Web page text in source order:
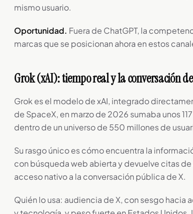
mismo usuario.
Oportunidad. Fuera de ChatGPT, la
marcas que se posicionan ahora en estos
Grok (xAI): tiempo real y la conversación
Grok es el modelo de xAI, integrado
de SpaceX, en marzo de 2026 sumaba unos
dentro de un universo de 550 millones de
Su rasgo único es cómo encuentra la
con búsqueda web abierta y devuelve citas
acceso nativo a la conversación pública de X.
Quién lo usa: audiencia de X, con sesgo